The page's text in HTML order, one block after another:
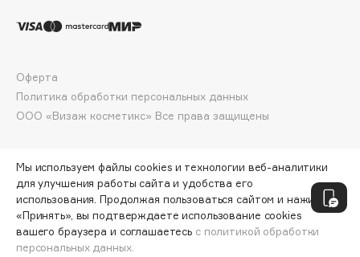
Dolomit
Dr. Vranjes Firenze
Dr.Althea
DSD de Luxe
Dyson
СООБЩИТЬ О ПОСТУПЛЕНИИ
ООО «Визаж косметикс» Все права защищены
Оферта
Политика обработки персональных данных
Мы используем файлы cookies и технологии веб-аналитики
для улучшения работы сайта и удобства его
использования. Продолжая пользоваться сайтом и нажимая
«Принять», вы подтверждаете использование cookies
вашего браузера и соглашаетесь с политикой обработки
персональных данных.